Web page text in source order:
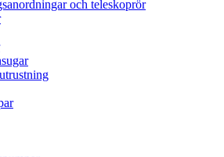
och teleskoprör